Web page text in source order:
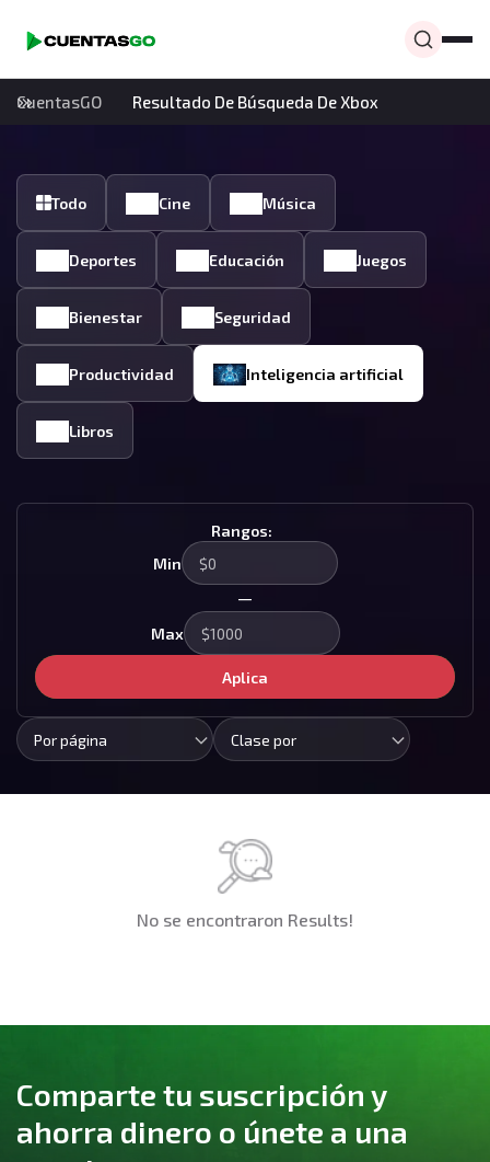
CuentasGO Resultado De Búsqueda De Xbox
Todo Cine Música
Deportes Educación Juegos
Bienestar Seguridad
Productividad Inteligencia artificial
Libros
Rangos:
Min
—
Max
Aplica
Por página Clase por
No se encontraron Results!
Comparte tu suscripción y
ahorra dinero o únete a una